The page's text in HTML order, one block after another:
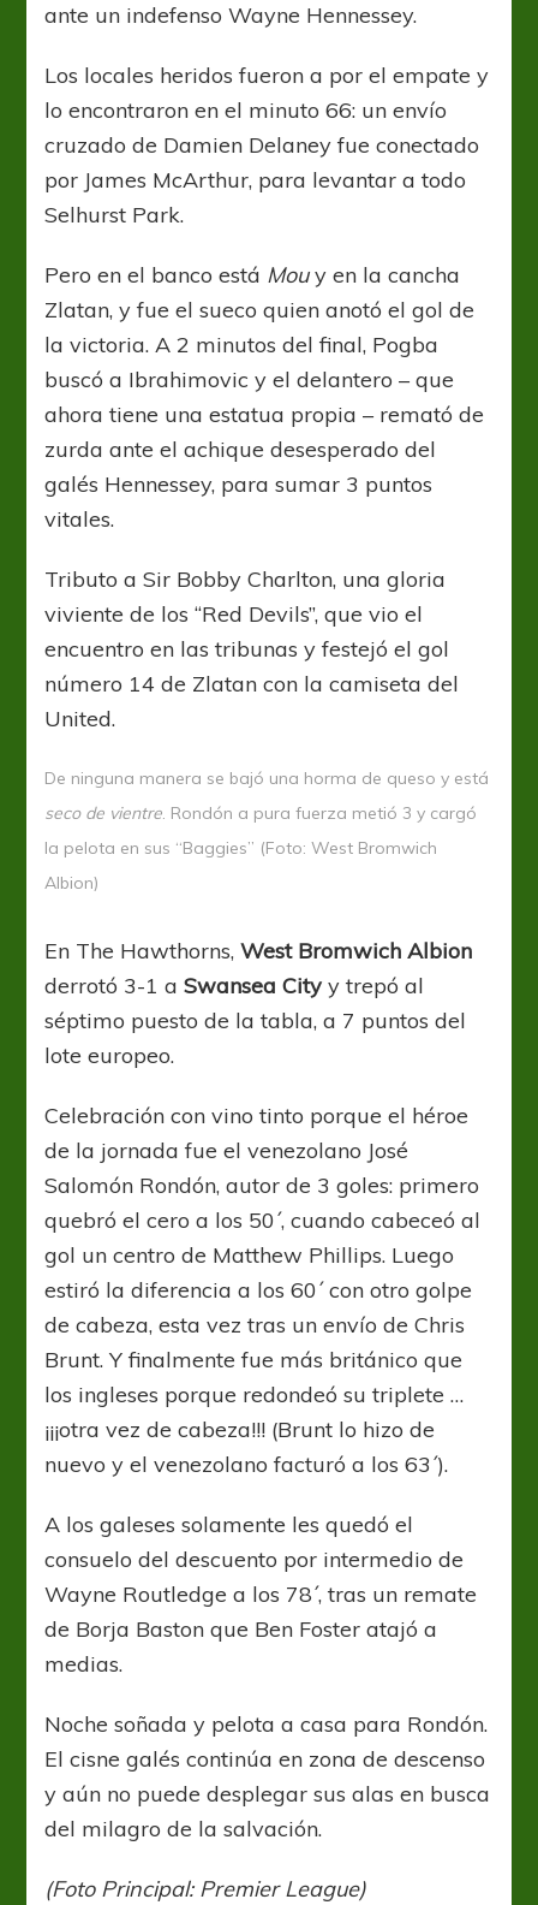
ante un indefenso Wayne Hennessey.
Los locales heridos fueron a por el empate y
lo encontraron en el minuto 66: un envío
cruzado de Damien Delaney fue conectado
por James McArthur, para levantar a todo
Selhurst Park.
Pero en el banco está Mouy en la cancha
Zlatan, y fue el sueco quien anotó el gol de
la victoria. A 2 minutos del final, Pogba
buscó a Ibrahimovic y el delantero – que
ahora tiene una estatua propia – remató de
zurda ante el achique desesperado del
galés Hennessey, para sumar 3 puntos
vitales.
Tributo a Sir Bobby Charlton, una gloria
viviente de los “Red Devils”, que vio el
encuentro en las tribunas y festejó el gol
número 14 de Zlatan con la camiseta del
United.
De ninguna manera se bajó una horma de queso y está
seco de vientre. Rondón a pura fuerza metió 3 y cargó
la pelota en sus “Baggies” (Foto: West Bromwich
Albion)
En The Hawthorns,West Bromwich Albion
derrotó 3-1 aSwansea City y trepó al
séptimo puesto de la tabla, a 7 puntos del
lote europeo.
Celebración con vino tinto porque el héroe
de la jornada fue el venezolano José
Salomón Rondón, autor de 3 goles: primero
quebró el cero a los 50´, cuando cabeceó al
gol un centro de Matthew Phillips. Luego
estiró la diferencia a los 60´ con otro golpe
de cabeza, esta vez tras un envío de Chris
Brunt. Y finalmente fue más británico que
los ingleses porque redondeó su triplete …
¡¡¡otra vez de cabeza!!! (Brunt lo hizo de
nuevo y el venezolano facturó a los 63´).
A los galeses solamente les quedó el
consuelo del descuento por intermedio de
Wayne Routledge a los 78´, tras un remate
de Borja Baston que Ben Foster atajó a
medias.
Noche soñada y pelota a casa para Rondón.
El cisne galés continúa en zona de descenso
y aún no puede desplegar sus alas en busca
del milagro de la salvación.
(Foto Principal: Premier League)